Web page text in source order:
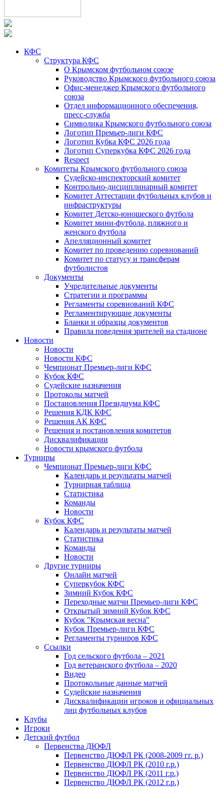
КФС
Структура КФС
О Крымском футбольном союзе
Руководство Крымского футбольного союза
Офис-менеджер Крымского футбольного
союза
Отдел информационного обеспечения,
пресс-служба
Символика Крымского футбольного союза
Логотип Премьер-лиги КФС
Логотип Кубка КФС 2026 года
Логотип Суперкубка КФС 2026 года
Respect
Комитеты Крымского футбольного союза
Судейско-инспекторский комитет
Контрольно-дисциплинарный комитет
Комитет Аттестации футбольных клубов и
инфраструктуры
Комитет Детско-юношеского футбола
Комитет мини-футбола, пляжного и
женского футбола
Апелляционный комитет
Комитет по проведению соревнований
Комитет по статусу и трансферам
футболистов
Документы
Учредительные документы
Стратегии и программы
Регламенты соревнований КФС
Регламентирующие документы
Бланки и образцы документов
Правила поведения зрителей на стадионе
Новости
Новости
Новости КФС
Чемпионат Премьер-лиги КФС
Кубок КФС
Судейские назначения
Протоколы матчей
Постановления Президиума КФС
Решения КДК КФС
Решения АК КФС
Решения и постановления комитетов
Дисквалификации
Новости крымского футбола
Турниры
Чемпионат Премьер-лиги КФС
Календарь и результаты матчей
Турнирная таблица
Статистика
Команды
Новости
Кубок КФС
Календарь и результаты матчей
Статистика
Команды
Новости
Другие турниры
Онлайн матчей
Суперкубок КФС
Зимний Кубок КФС
Переходные матчи Премьер-лиги КФС
Открытый зимний Кубок КФС
Кубок "Крымская весна"
Кубок Премьер-лиги КФС
Регламенты турниров КФС
Ссылки
Год сельского футбола – 2021
Год ветеранского футбола – 2020
Видео
Протокольные данные матчей
Судейские назначения
Дисквалификации игроков и официальных
лиц футбольных клубов
Клубы
Игроки
Детский футбол
Первенства ДЮФЛ
Первенство ДЮФЛ РК (2008-2009 гг. р.)
Первенство ДЮФЛ РК (2010 г.р.)
Первенство ДЮФЛ РК (2011 г.р.)
Первенство ДЮФЛ РК (2012 г.р.)